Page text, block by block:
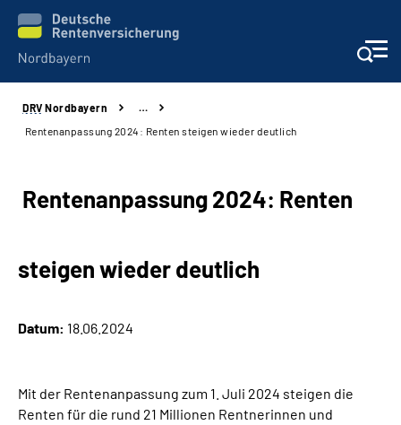
Online-Services
Beratung und Kontakt
Reha-Kliniken
Über uns
DRV Nordbayern
…
Rentenanpassung 2024: Renten steigen wieder deutlich
Rentenanpassung 2024: Renten
steigen wieder deutlich
Datum: 18.06.2024
Mit der Rentenanpassung zum 1. Juli 2024 steigen die
Renten für die rund 21 Millionen Rentnerinnen und